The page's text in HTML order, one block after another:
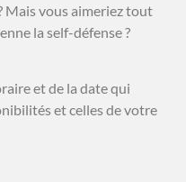
Mais vous aimeriez tout
la self-défense ?
et de la date qui
et celles de votre